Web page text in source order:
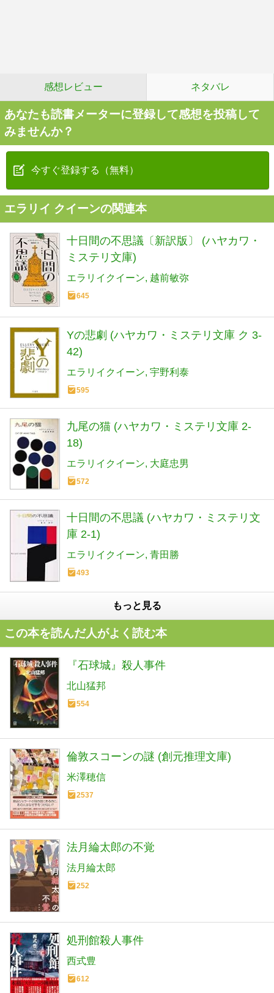
感想レビュー ネタバレ
あなたも読書メーターに登録して感想を投稿して
みませんか？
今すぐ登録する（無料）
エラリイ クイーンの関連本
十日間の不思議〔新訳版〕 (ハヤカワ・
ミステリ文庫)
エラリイクイーン 越前敏弥
645
Yの悲劇 (ハヤカワ・ミステリ文庫 ク 3-
42)
エラリイクイーン 宇野利泰
595
九尾の猫 (ハヤカワ・ミステリ文庫 2-
18)
エラリイクイーン 大庭忠男
572
十日間の不思議 (ハヤカワ・ミステリ文
庫 2-1)
エラリイクイーン 青田勝
493
もっと見る
この本を読んだ人がよく読む本
『石球城』殺人事件
北山猛邦
554
倫敦スコーンの謎 (創元推理文庫)
米澤穂信
2537
法月綸太郎の不覚
法月綸太郎
252
処刑館殺人事件
西式豊
612